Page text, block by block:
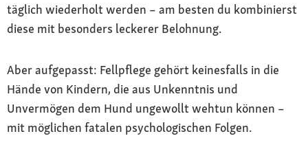
täglich wiederholt werden – am besten du kombinierst
diese mit besonders leckerer Belohnung.
Aber aufgepasst: Fellpflege gehört keinesfalls in die
Hände von Kindern, die aus Unkenntnis und
Unvermögen dem Hund ungewollt wehtun können –
mit möglichen fatalen psychologischen Folgen.